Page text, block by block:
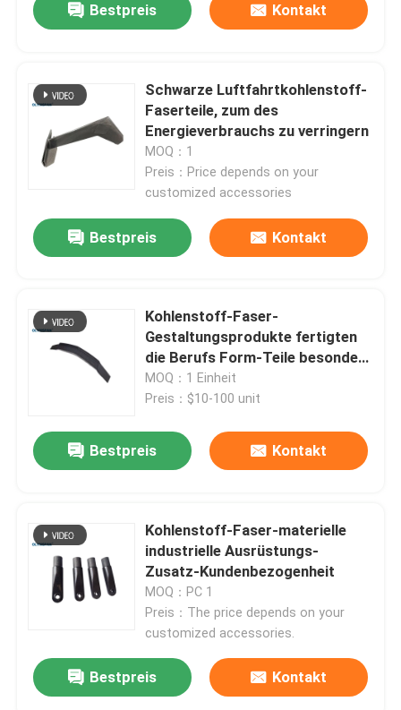
Werksbesichtigung
Kontakt mit uns
Rechtssachen
zusammengesetzter Autoklav
Glas Laminieren Autoklaven
Konkreter Autoklav
industrieller Autoklav
Kohlenstoff-Faser-Produkte
Bestpreis Kontakt
Schwarze Luftfahrtkohlenstoff-
Faserteile, zum des
Energieverbrauchs zu verringern
MOQ：1
Preis：Price depends on your
customized accessories
Bestpreis Kontakt
Kohlenstoff-Faser-
Gestaltungsprodukte fertigten
die Berufs Form-Teile besonders
an
MOQ：1 Einheit
Preis：$10-100 unit
Bestpreis Kontakt
Kohlenstoff-Faser-materielle
industrielle Ausrüstungs-
Zusatz-Kundenbezogenheit
MOQ：PC 1
Preis：The price depends on your
customized accessories.
Bestpreis Kontakt